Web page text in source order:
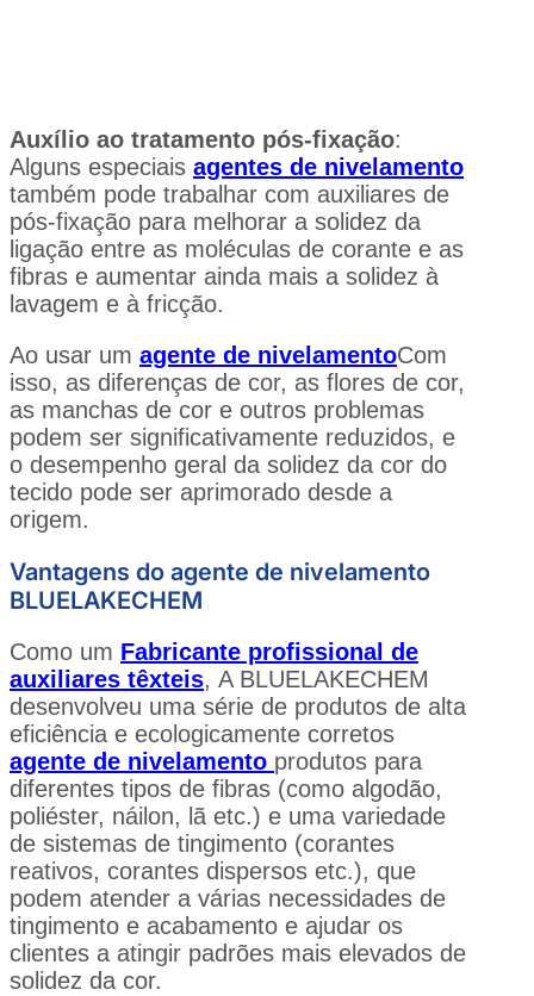
Auxílio ao tratamento pós-fixação:
Alguns especiais agentes de nivelamento
também pode trabalhar com auxiliares de
pós-fixação para melhorar a solidez da
ligação entre as moléculas de corante e as
fibras e aumentar ainda mais a solidez à
lavagem e à fricção.
Ao usar um agente de nivelamentoCom
isso, as diferenças de cor, as flores de cor,
as manchas de cor e outros problemas
podem ser significativamente reduzidos, e
o desempenho geral da solidez da cor do
tecido pode ser aprimorado desde a
origem.
Vantagens do agente de nivelamento
BLUELAKECHEM
Como um Fabricante profissional de
auxiliares têxteis, A BLUELAKECHEM
desenvolveu uma série de produtos de alta
eficiência e ecologicamente corretos
agente de nivelamento produtos para
diferentes tipos de fibras (como algodão,
poliéster, náilon, lã etc.) e uma variedade
de sistemas de tingimento (corantes
reativos, corantes dispersos etc.), que
podem atender a várias necessidades de
tingimento e acabamento e ajudar os
clientes a atingir padrões mais elevados de
solidez da cor.